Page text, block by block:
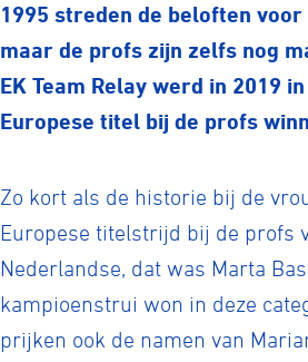
1995 streden de beloften
maar de profs zijn zelfs nog
EK Team Relay werd in 2019
Europese titel bij de profs
Zo kort als de historie bij de
Europese titelstrijd bij de profs
Nederlandse, dat was Marta
kampioenstrui won in deze
prijken ook de namen van